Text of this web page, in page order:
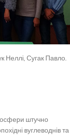
13 провели
Землі» Студенти
згідно
Неллі, Сугак Павло.
штучно
вуглеводнів та